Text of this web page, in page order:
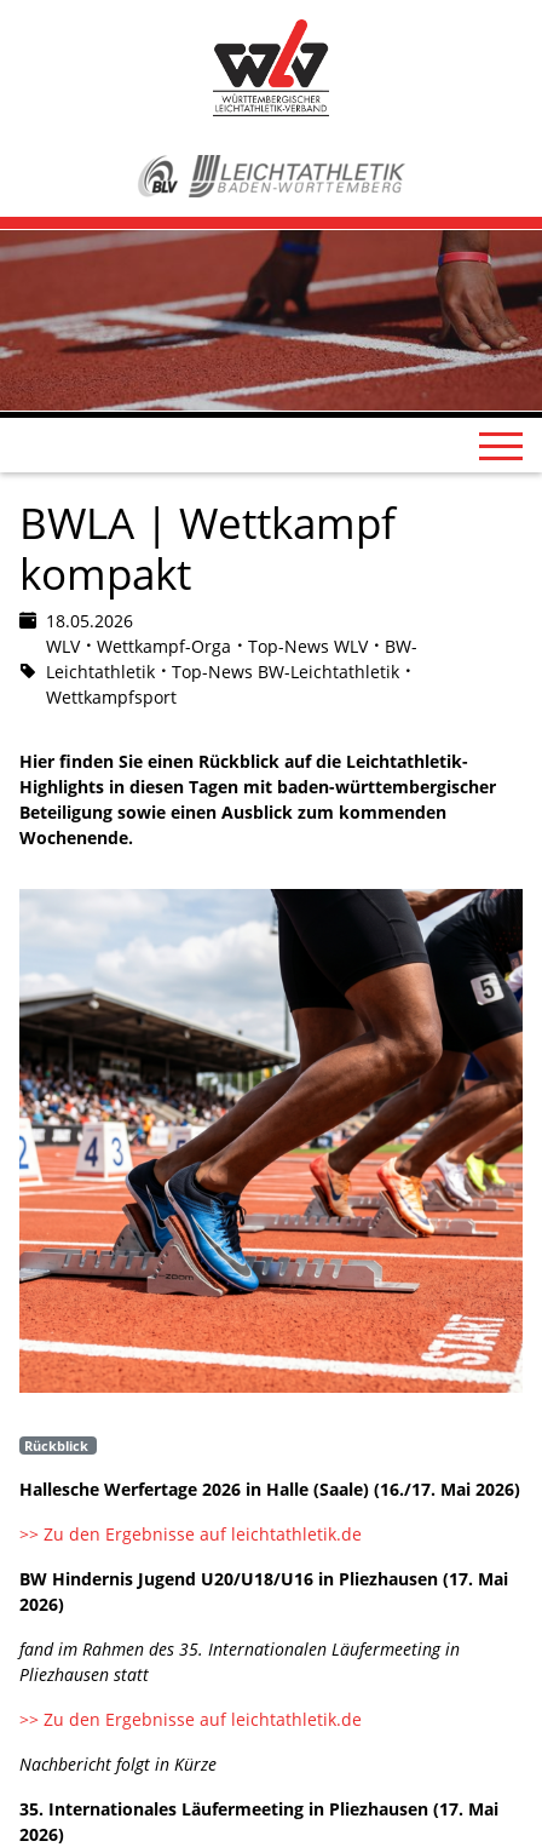
BWLA | Wettkampf
kompakt
18.05.2026
WLV
Wettkampf-Orga Top-News WLV
BW-
Leichtathletik
Top-News BW-Leichtathletik
Wettkampfsport
Hier finden Sie einen Rückblick auf die Leichtathletik-
Highlights in diesen Tagen mit baden-württembergischer
Beteiligung sowie einen Ausblick zum kommenden
Wochenende.
Rückblick
Hallesche Werfertage 2026 in Halle (Saale) (16./17. Mai 2026)
>> Zu den Ergebnisse auf leichtathletik.de
BW Hindernis Jugend U20/U18/U16 in Pliezhausen (17. Mai
2026)
fand im Rahmen des 35. Internationalen Läufermeeting in
Pliezhausen statt
>> Zu den Ergebnisse auf leichtathletik.de
Nachbericht folgt in Kürze
35. Internationales Läufermeeting in Pliezhausen (17. Mai
2026)